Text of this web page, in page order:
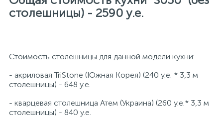
столешницы) - 2590 у.е.
Стоимость столешницы для данной модели кухни:
- акриловая TriStone (Южная Корея) (240 y.e. * 3,3 м
столешницы) - 648 у.е.
- кварцевая столешница Атем (Украина) (260 у.е.* 3,3 м
столешницы) - 840 y.e.